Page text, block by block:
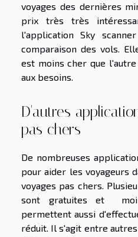
voyages des dernières
prix très très
l'application Sky
comparaison des vols.
est moins cher que
aux besoins.
D'autres
pas chers
De nombreuses
pour aider les voyageurs
voyages pas chers.
sont gratuites et
permettent aussi
réduit. Il s'agit entre